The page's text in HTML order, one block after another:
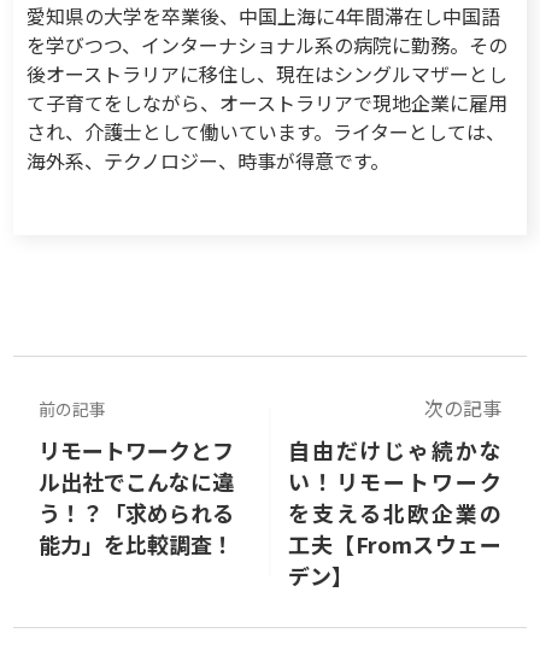
愛知県の大学を卒業後、中国上海に4年間滞在し中国語
を学びつつ、インターナショナル系の病院に勤務。その
後オーストラリアに移住し、現在はシングルマザーとし
て子育てをしながら、オーストラリアで現地企業に雇用
され、介護士として働いています。ライターとしては、
海外系、テクノロジー、時事が得意です。
前の記事
リモートワークとフ
ル出社でこんなに違
う！？「求められる
能力」を比較調査！
次の記事
自由だけじゃ続かな
い！リモートワーク
を支える北欧企業の
工夫【Fromスウェー
デン】